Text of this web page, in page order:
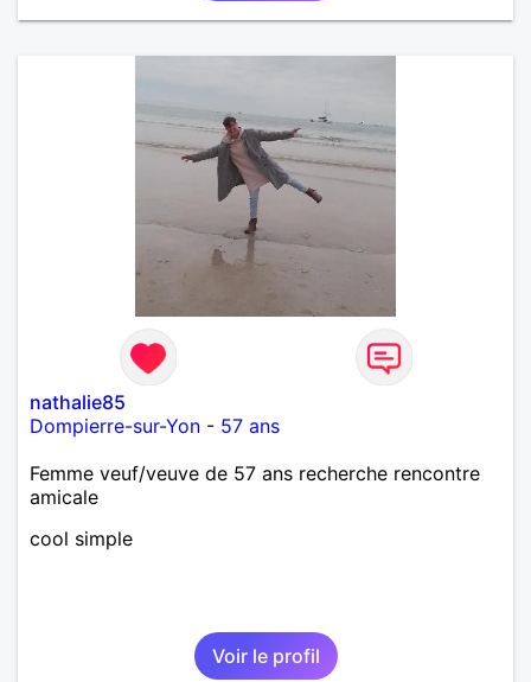
nathalie85
Dompierre-sur-Yon - 57 ans
Femme veuf/veuve de 57 ans recherche rencontre
amicale
cool simple
Voir le profil